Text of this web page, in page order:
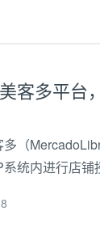
客多平台
（
统内进行店
地区的...